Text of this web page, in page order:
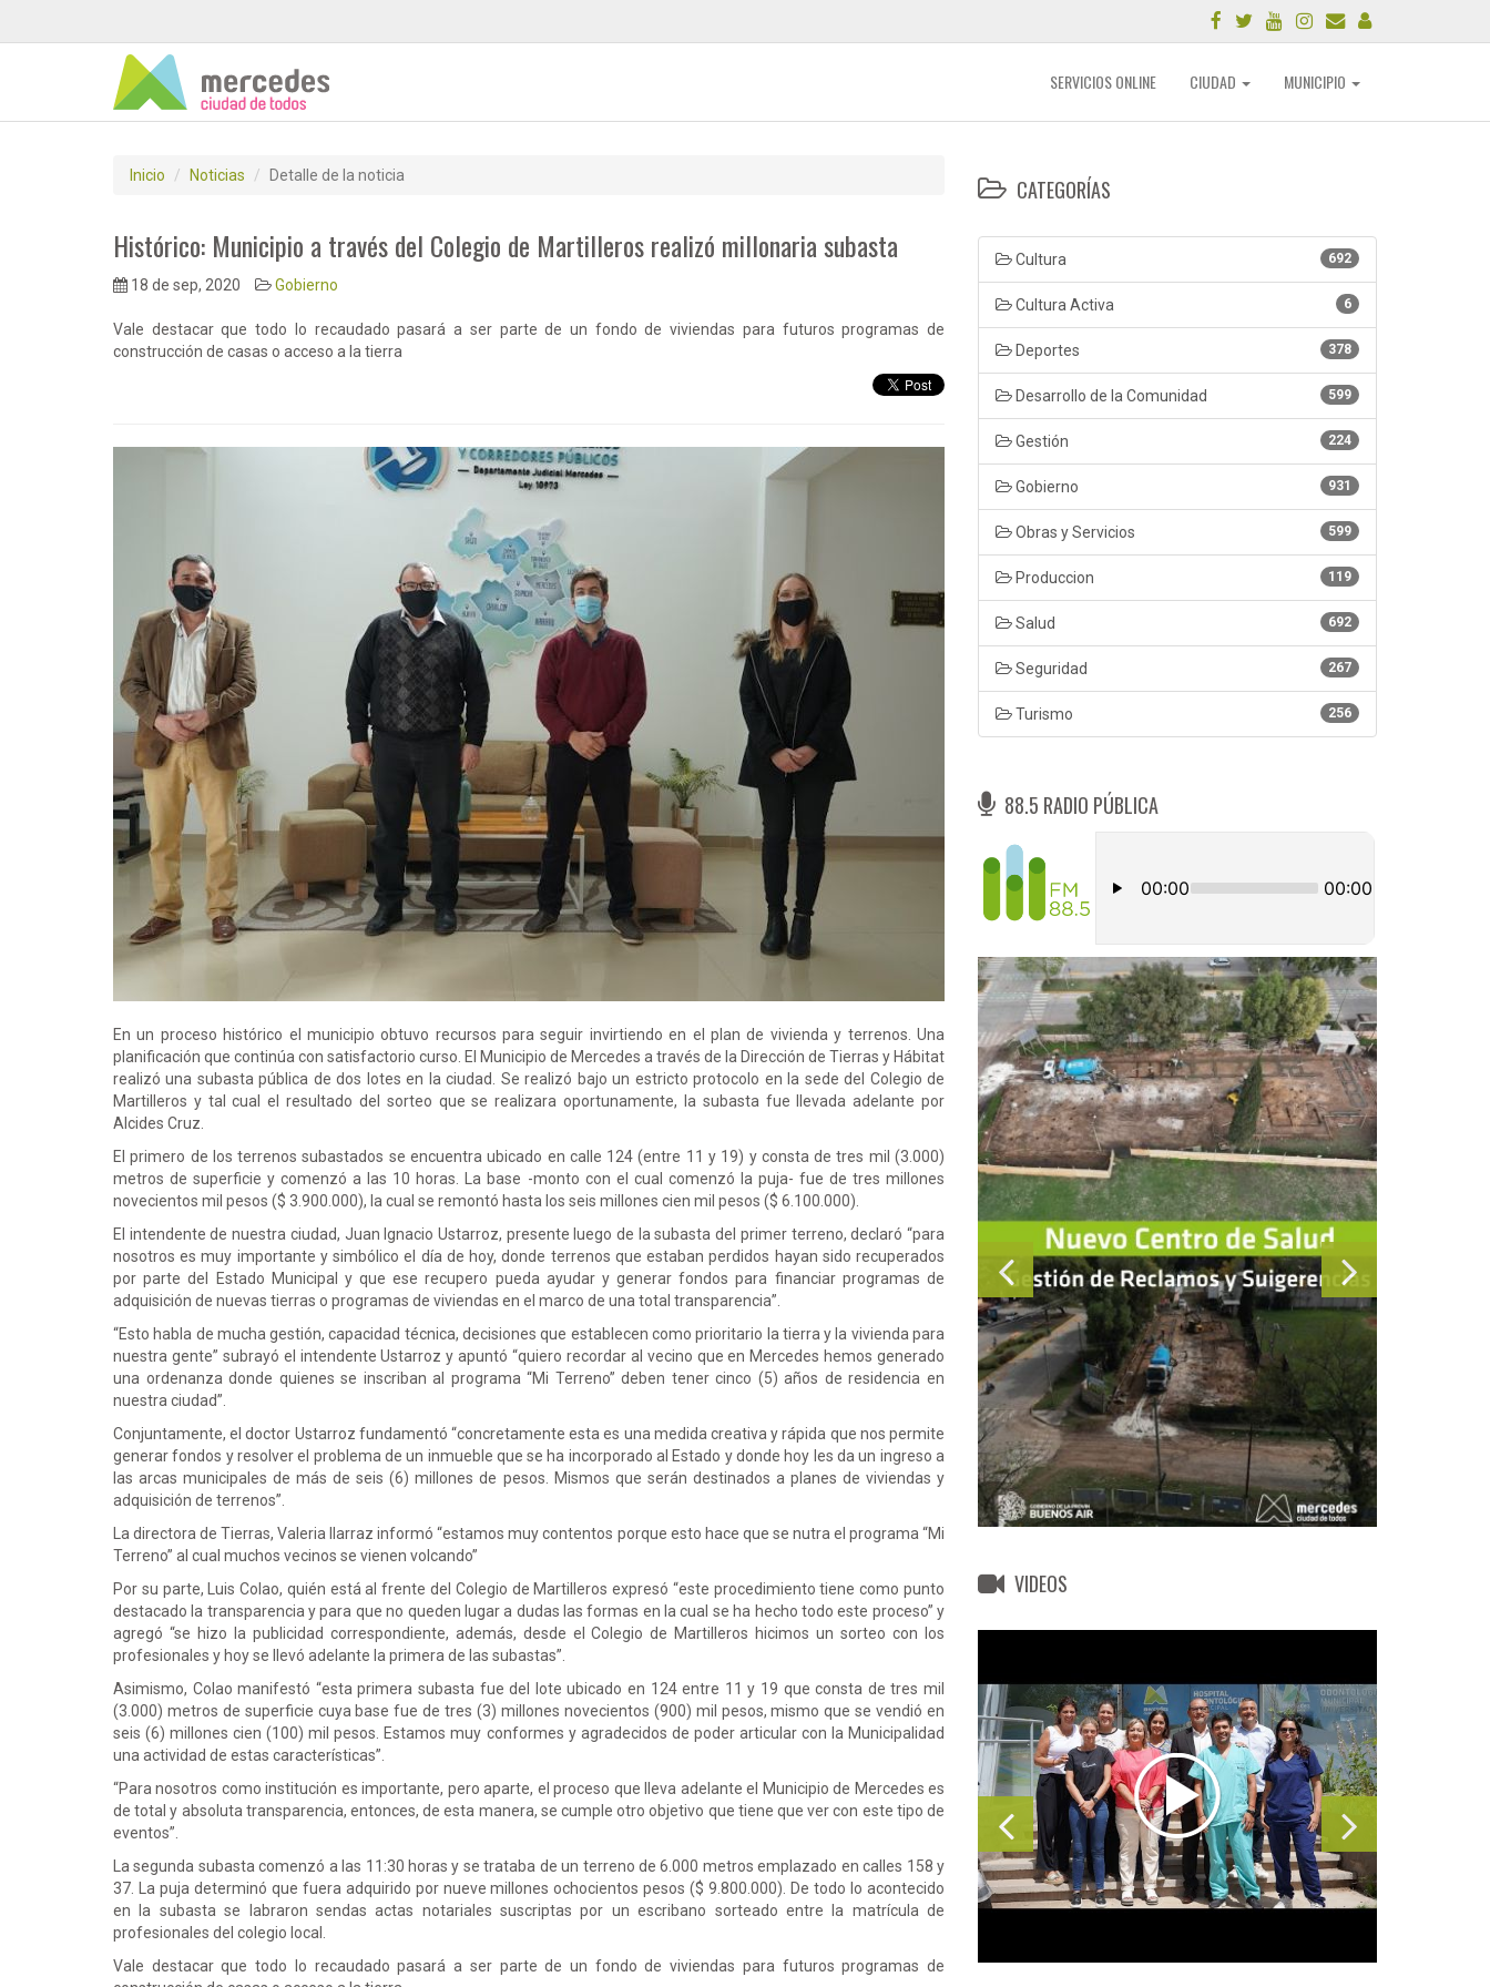
SERVICIOS ONLINE CIUDAD MUNICIPIO
Inicio Noticias Detalle de la noticia
Histórico: Municipio a través del Colegio de Martilleros realizó millonaria subasta
18 de sep, 2020 Gobierno
Vale destacar que todo lo recaudado pasará a ser parte de un fondo de viviendas para futuros programas de
construcción de casas o acceso a la tierra
En un proceso histórico el municipio obtuvo recursos para seguir invirtiendo en el plan de vivienda y terrenos. Una
planificación que continúa con satisfactorio curso. El Municipio de Mercedes a través de la Dirección de Tierras y Hábitat
realizó una subasta pública de dos lotes en la ciudad. Se realizó bajo un estricto protocolo en la sede del Colegio de
Martilleros y tal cual el resultado del sorteo que se realizara oportunamente, la subasta fue llevada adelante por
Alcides Cruz.
El primero de los terrenos subastados se encuentra ubicado en calle 124 (entre 11 y 19) y consta de tres mil (3.000)
metros de superficie y comenzó a las 10 horas. La base -monto con el cual comenzó la puja- fue de tres millones
novecientos mil pesos ($ 3.900.000), la cual se remontó hasta los seis millones cien mil pesos ($ 6.100.000).
El intendente de nuestra ciudad, Juan Ignacio Ustarroz, presente luego de la subasta del primer terreno, declaró “para
nosotros es muy importante y simbólico el día de hoy, donde terrenos que estaban perdidos hayan sido recuperados
por parte del Estado Municipal y que ese recupero pueda ayudar y generar fondos para financiar programas de
adquisición de nuevas tierras o programas de viviendas en el marco de una total transparencia”.
“Esto habla de mucha gestión, capacidad técnica, decisiones que establecen como prioritario la tierra y la vivienda para
nuestra gente” subrayó el intendente Ustarroz y apuntó “quiero recordar al vecino que en Mercedes hemos generado
una ordenanza donde quienes se inscriban al programa “Mi Terreno” deben tener cinco (5) años de residencia en
nuestra ciudad”.
Conjuntamente, el doctor Ustarroz fundamentó “concretamente esta es una medida creativa y rápida que nos permite
generar fondos y resolver el problema de un inmueble que se ha incorporado al Estado y donde hoy les da un ingreso a
las arcas municipales de más de seis (6) millones de pesos. Mismos que serán destinados a planes de viviendas y
adquisición de terrenos”.
La directora de Tierras, Valeria Ilarraz informó “estamos muy contentos porque esto hace que se nutra el programa “Mi
Terreno” al cual muchos vecinos se vienen volcando”
Por su parte, Luis Colao, quién está al frente del Colegio de Martilleros expresó “este procedimiento tiene como punto
destacado la transparencia y para que no queden lugar a dudas las formas en la cual se ha hecho todo este proceso” y
agregó “se hizo la publicidad correspondiente, además, desde el Colegio de Martilleros hicimos un sorteo con los
profesionales y hoy se llevó adelante la primera de las subastas”.
Asimismo, Colao manifestó “esta primera subasta fue del lote ubicado en 124 entre 11 y 19 que consta de tres mil
(3.000) metros de superficie cuya base fue de tres (3) millones novecientos (900) mil pesos, mismo que se vendió en
seis (6) millones cien (100) mil pesos. Estamos muy conformes y agradecidos de poder articular con la Municipalidad
una actividad de estas características”.
“Para nosotros como institución es importante, pero aparte, el proceso que lleva adelante el Municipio de Mercedes es
de total y absoluta transparencia, entonces, de esta manera, se cumple otro objetivo que tiene que ver con este tipo de
eventos”.
La segunda subasta comenzó a las 11:30 horas y se trataba de un terreno de 6.000 metros emplazado en calles 158 y
37. La puja determinó que fuera adquirido por nueve millones ochocientos pesos ($ 9.800.000). De todo lo acontecido
en la subasta se labraron sendas actas notariales suscriptas por un escribano sorteado entre la matrícula de
profesionales del colegio local.
Vale destacar que todo lo recaudado pasará a ser parte de un fondo de viviendas para futuros programas de
CATEGORÍAS
692
Cultura
6
Cultura Activa
378
Deportes
599
Desarrollo de la Comunidad
224
Gestión
931
Gobierno
599
Obras y Servicios
119
Produccion
692
Salud
267
Seguridad
256
Turismo
88.5 RADIO PÚBLICA
VIDEOS